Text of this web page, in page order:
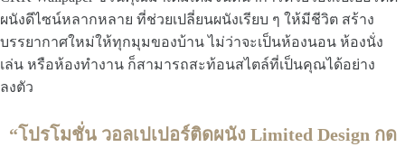
ผนังดีไซน์หลากหลาย ที่ช่วยเปลี่ยนผนังเรียบ ๆ ให้มีชีวิต สร้าง
บรรยากาศใหม่ให้ทุกมุมของบ้าน ไม่ว่าจะเป็นห้องนอน ห้องนั่ง
เล่น หรือห้องทำงาน ก็สามารถสะท้อนสไตล์ที่เป็นคุณได้อย่าง
ลงตัว
“โปรโมชั่น วอลเปเปอร์ติดผนัง Limited Design กด